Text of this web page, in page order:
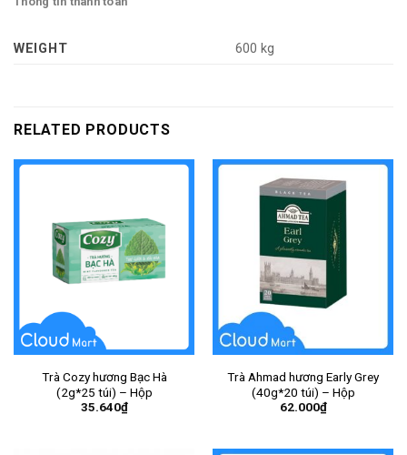
WEIGHT 600 kg
RELATED PRODUCTS
Trà Cozy hương Bạc Hà
(2g*25 túi) – Hộp
35.640₫
Trà Ahmad hương Early Grey
(40g*20 túi) – Hộp
62.000₫